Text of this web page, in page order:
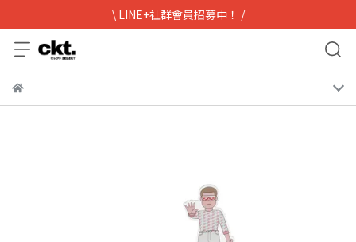
\ LINE+社群會員招募中！ /